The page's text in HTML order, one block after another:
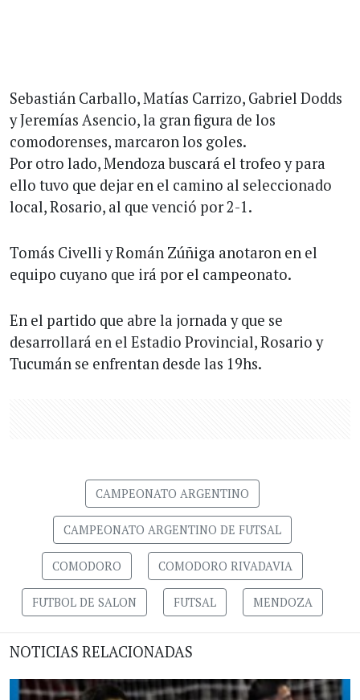
Sebastián Carballo, Matías Carrizo, Gabriel Dodds
y Jeremías Asencio, la gran figura de los
comodorenses, marcaron los goles.
Por otro lado, Mendoza buscará el trofeo y para
ello tuvo que dejar en el camino al seleccionado
local, Rosario, al que venció por 2-1.
Tomás Civelli y Román Zúñiga anotaron en el
equipo cuyano que irá por el campeonato.
En el partido que abre la jornada y que se
desarrollará en el Estadio Provincial, Rosario y
Tucumán se enfrentan desde las 19hs.
CAMPEONATO ARGENTINO
CAMPEONATO ARGENTINO DE FUTSAL
COMODORO COMODORO RIVADAVIA
FUTBOL DE SALON FUTSAL MENDOZA
NOTICIAS RELACIONADAS